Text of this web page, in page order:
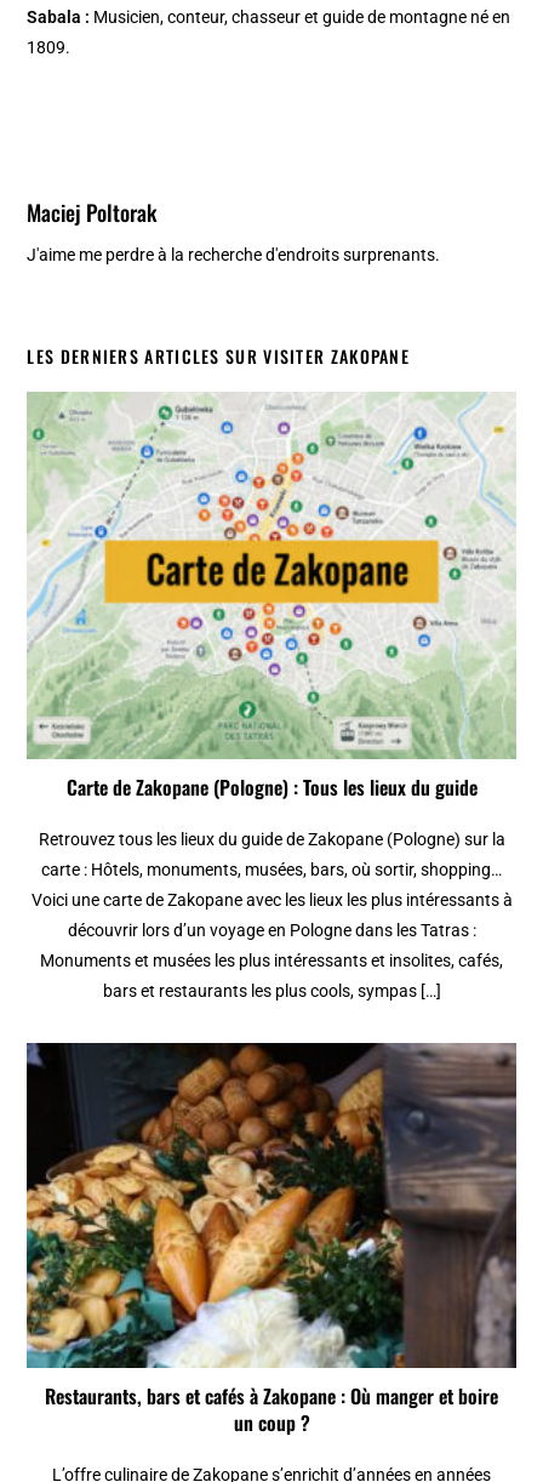
Sabala : Musicien, conteur, chasseur et guide de montagne né en
1809.
Maciej Poltorak
J'aime me perdre à la recherche d'endroits surprenants.
LES DERNIERS ARTICLES SUR VISITER ZAKOPANE
Carte de Zakopane (Pologne) : Tous les lieux du guide
Retrouvez tous les lieux du guide de Zakopane (Pologne) sur la
carte : Hôtels, monuments, musées, bars, où sortir, shopping…
Voici une carte de Zakopane avec les lieux les plus intéressants à
découvrir lors d’un voyage en Pologne dans les Tatras :
Monuments et musées les plus intéressants et insolites, cafés,
bars et restaurants les plus cools, sympas […]
Restaurants, bars et cafés à Zakopane : Où manger et boire
un coup ?
L’offre culinaire de Zakopane s’enrichit d’années en années